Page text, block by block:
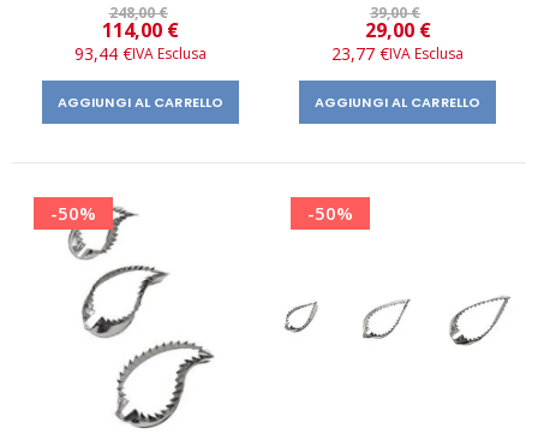
248,00 €
Prezzo
speciale
114,00 €
93,44 €
AGGIUNGI AL CARRELLO
39,00 €
Prezzo
speciale
29,00 €
23,77 €
AGGIUNGI AL CARRELLO
-50% -50%